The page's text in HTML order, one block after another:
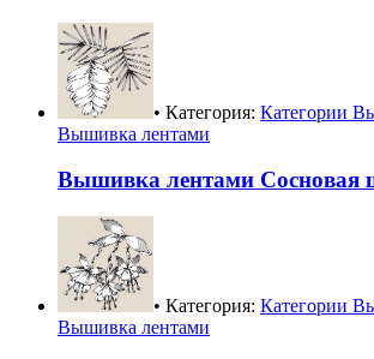
• Категория: Категории
Вышивка лентами
Вышивка лентами Сосновая
• Категория: Категории
Вышивка лентами